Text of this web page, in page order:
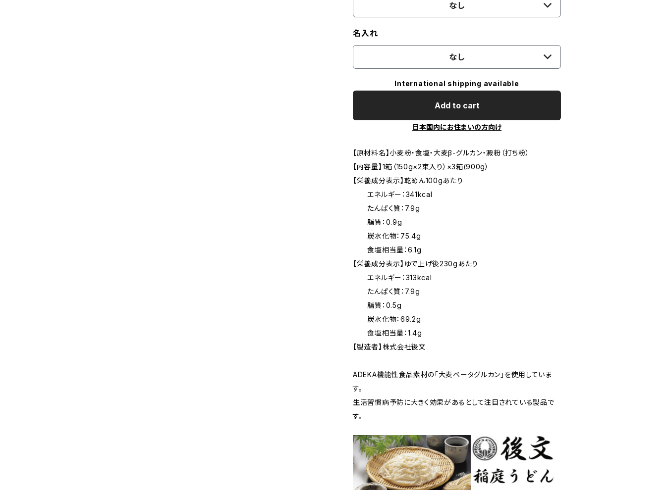
なし
名入れ
なし
International shipping available
Add to cart
日本国内にお住まいの方向け
【原材料名】小麦粉・食塩・大麦β-グルカン・澱粉（打ち粉）
【内容量】1箱（150g×2束入り）×3箱(900g）
【栄養成分表示】乾めん100gあたり
エネルギー：341kcal
たんぱく質：7.9g
脂質：0.9g
炭水化物：75.4g
食塩相当量：6.1g
【栄養成分表示】ゆで上げ後230gあたり
エネルギー：313kcal
たんぱく質：7.9g
脂質：0.5g
炭水化物：69.2g
食塩相当量：1.4g
【製造者】株式会社後文
ADEKA機能性食品素材の「大麦ベータグルカン」を使用していま
す。
生活習慣病予防に大きく効果があるとして注目されている製品で
す。